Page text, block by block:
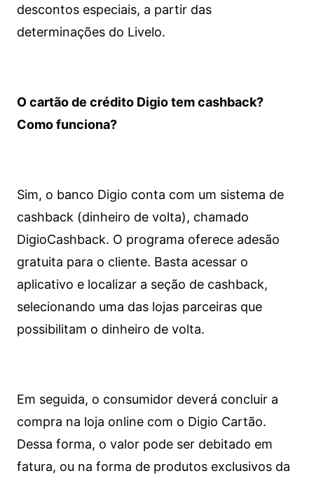
descontos especiais, a partir das
determinações do Livelo.
O cartão de crédito Digio tem cashback?
Como funciona?
Sim, o banco Digio conta com um sistema de
cashback (dinheiro de volta), chamado
DigioCashback. O programa oferece adesão
gratuita para o cliente. Basta acessar o
aplicativo e localizar a seção de cashback,
selecionando uma das lojas parceiras que
possibilitam o dinheiro de volta.
Em seguida, o consumidor deverá concluir a
compra na loja online com o Digio Cartão.
Dessa forma, o valor pode ser debitado em
fatura, ou na forma de produtos exclusivos da